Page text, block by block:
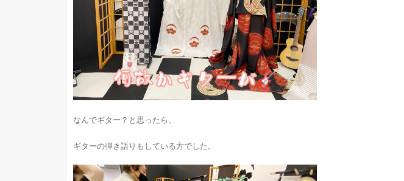
なんでギター？と思ったら、
ギターの弾き語りもしている方でした。